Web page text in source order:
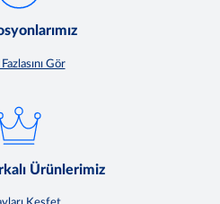
Gör
Ürünlerimiz